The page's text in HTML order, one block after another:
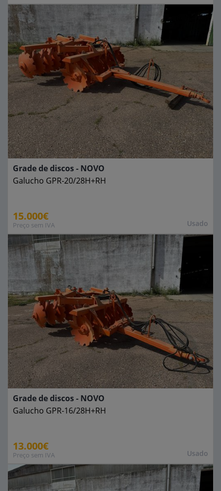
Usado
Grade de discos - NOVO
Galucho GPR-20/28H+RH
15.000€
Preço sem IVA
Usado
Grade de discos - NOVO
Galucho GPR-16/28H+RH
13.000€
Preço sem IVA